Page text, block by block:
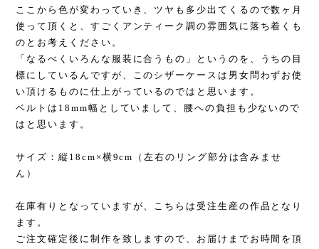
ここから色が変わっていき、ツヤも多少出てくるので数ヶ月
使って頂くと、すごくアンティーク調の雰囲気に落ち着くも
のとお考えください。
「なるべくいろんな服装に合うもの」というのを、うちの目
標にしているんですが、このシザーケースは男女問わずお使
い頂けるものに仕上がっているのではと思います。
ベルトは18mm幅としていまして、腰への負担も少ないので
はと思います。
サイズ：縦18cm×横9cm（左右のリング部分は含みませ
ん）
在庫有りとなっていますが、こちらは受注生産の作品となり
ます。
ご注文確定後に制作を致しますので、お届けまでお時間を頂